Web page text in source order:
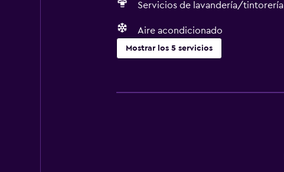
Servicios de lavandería/tintorería
Aire acondicionado
Mostrar los 5 servicios
Servicio de habitaciones